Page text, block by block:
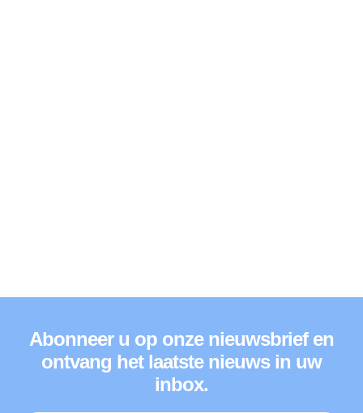
Abonneer u op onze nieuwsbrief en
ontvang het laatste nieuws in uw
inbox.